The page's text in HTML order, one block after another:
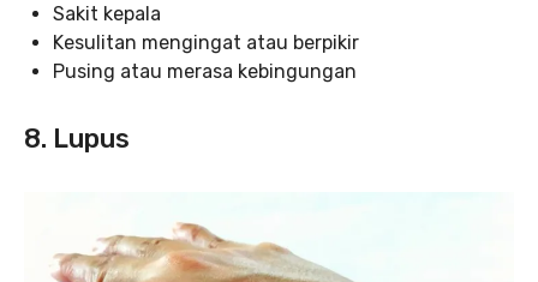
Sakit kepala
Kesulitan mengingat atau berpikir
Pusing atau merasa kebingungan
8. Lupus